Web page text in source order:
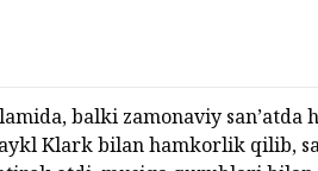
balki zamonaviy san’atda
Klark bilan hamkorlik qilib,